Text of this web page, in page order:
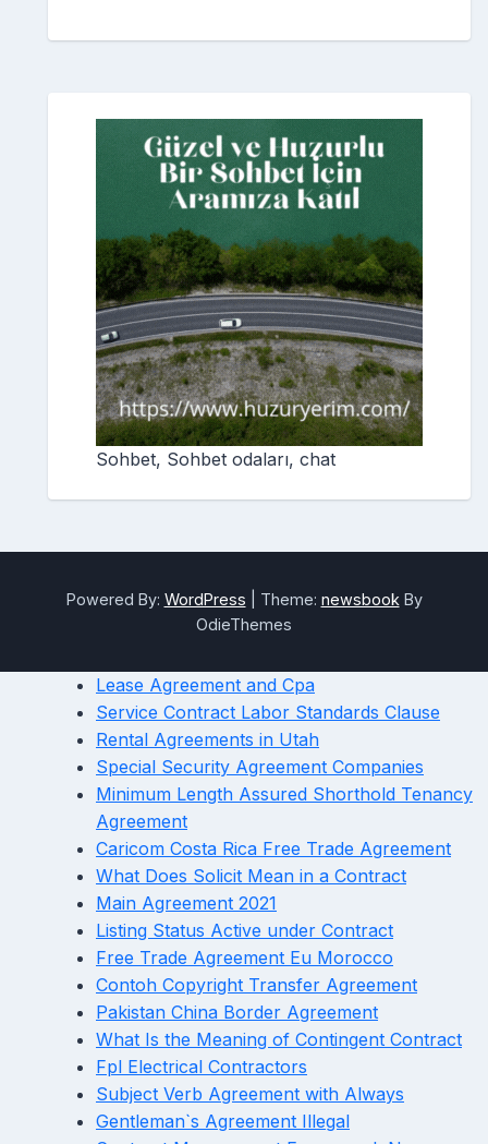
Sohbet, Sohbet odaları, chat
Powered By: WordPress Theme: newsbook By
OdieThemes
Lease Agreement and Cpa
Service Contract Labor Standards Clause
Rental Agreements in Utah
Special Security Agreement Companies
Minimum Length Assured Shorthold Tenancy
Agreement
Caricom Costa Rica Free Trade Agreement
What Does Solicit Mean in a Contract
Main Agreement 2021
Listing Status Active under Contract
Free Trade Agreement Eu Morocco
Contoh Copyright Transfer Agreement
Pakistan China Border Agreement
What Is the Meaning of Contingent Contract
Fpl Electrical Contractors
Subject Verb Agreement with Always
Gentleman`s Agreement Illegal